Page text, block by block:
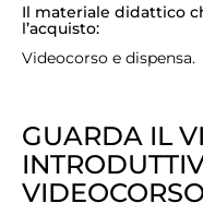
Il materiale didattico
l’acquisto:
Videocorso e dispensa.
GUARDA IL
VIDEOCORSO